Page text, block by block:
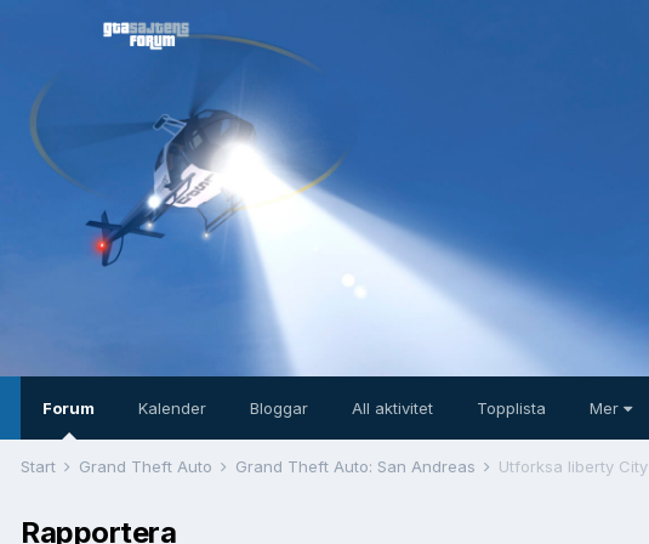
Forum Kalender Bloggar All aktivitet Topplista Mer
Start Grand Theft Auto Grand Theft Auto: San Andreas Utforksa liberty City
Rapportera